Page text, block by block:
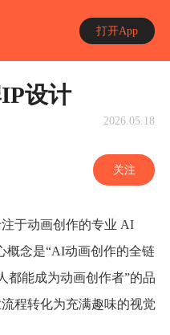
打开App
设计
2026.05.18
关注
于动画创作的专业 AI
概念是“AI动画创作的全链
都能成为动画创作者”的品
程转化为充满趣味的视觉